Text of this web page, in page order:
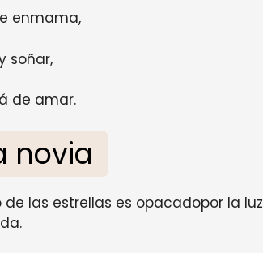
enmama,
soñar,
de amar.
novia
las estrellas es opacadopor la luz